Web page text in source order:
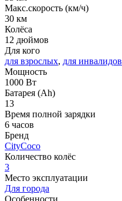
Макс.скорость (км/ч)
30 км
Колёса
12 дюймов
Для кого
для взрослых, для инвалидов
Мощность
1000 Вт
Батарея (Ah)
13
Время полной зарядки
6 часов
Бренд
CityCoco
Количество колёс
3
Место эксплуатации
Для города
Особенности